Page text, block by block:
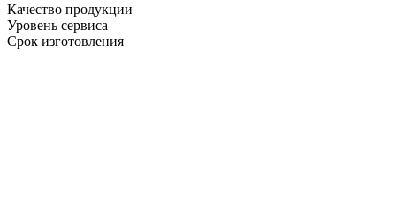
Качество продукции
Уровень сервиса
Срок изготовления